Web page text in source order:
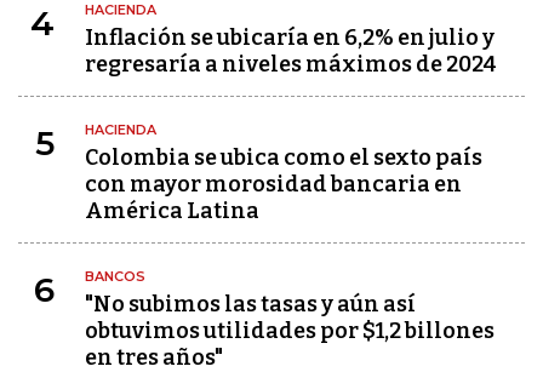
4 HACIENDA
Inflación se ubicaría en 6,2% en julio y
regresaría a niveles máximos de 2024
5 HACIENDA
Colombia se ubica como el sexto país
con mayor morosidad bancaria en
América Latina
6 BANCOS
"No subimos las tasas y aún así
obtuvimos utilidades por $1,2 billones
en tres años"